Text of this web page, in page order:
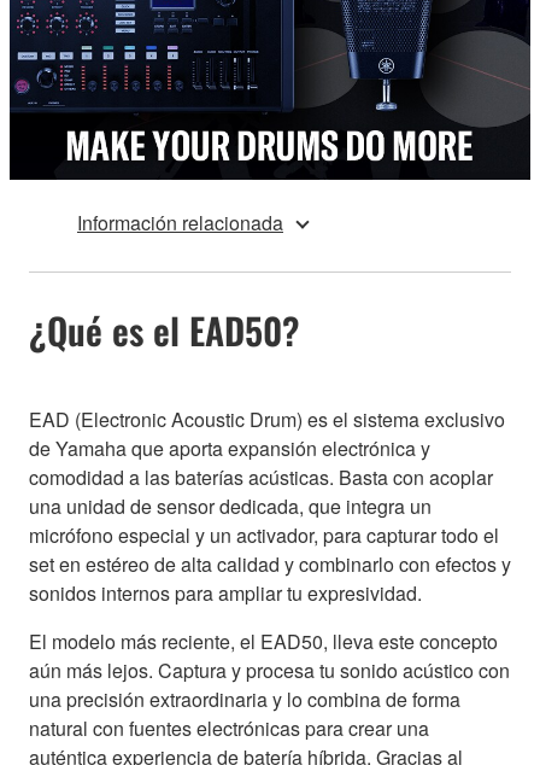
Información relacionada
¿Qué es el EAD50?
EAD (Electronic Acoustic Drum) es el sistema exclusivo
de Yamaha que aporta expansión electrónica y
comodidad a las baterías acústicas. Basta con acoplar
una unidad de sensor dedicada, que integra un
micrófono especial y un activador, para capturar todo el
set en estéreo de alta calidad y combinarlo con efectos y
sonidos internos para ampliar tu expresividad.
El modelo más reciente, el EAD50, lleva este concepto
aún más lejos. Captura y procesa tu sonido acústico con
una precisión extraordinaria y lo combina de forma
natural con fuentes electrónicas para crear una
auténtica experiencia de batería híbrida. Gracias al